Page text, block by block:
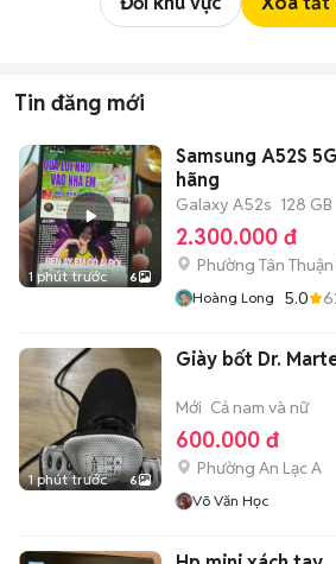
Tin đăng mới
1 phút trước 6
Samsung A52S
hãng
Galaxy A52s 128 GB
2.300.000 đ
Phường Tân
Hoàng Long 5.0
1 phút trước 6
Giày bốt Dr.
Mới Cả nam và nữ
600.000 đ
Phường An Lạc A
Võ Văn Học